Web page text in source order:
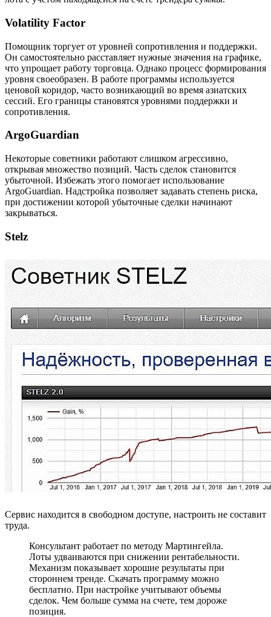
Volatility Factor
Помощник торгует от уровней сопротивления и поддержки.
Он самостоятельно расставляет нужные значения на графике,
что упрощает работу торговца. Однако процесс формирования
уровня своеобразен. В работе программы используется
ценовой коридор, часто возникающий во время азиатских
сессий. Его границы становятся уровнями поддержки и
сопротивления.
ArgoGuardian
Некоторые советники работают слишком агрессивно,
открывая множество позиций. Часть сделок становится
убыточной. Избежать этого помогает использование
ArgoGuardian. Надстройка позволяет задавать степень риска,
при достижении которой убыточные сделки начинают
закрываться.
Stelz
Сервис находится в свободном доступе, настроить не составит
труда.
Консультант работает по методу Мартингейла.
Лоты удваиваются при снижении рентабельности.
Механизм показывает хорошие результаты при
стороннем тренде. Скачать программу можно
бесплатно. При настройке учитывают объемы
сделок. Чем больше сумма на счете, тем дороже
позиция.